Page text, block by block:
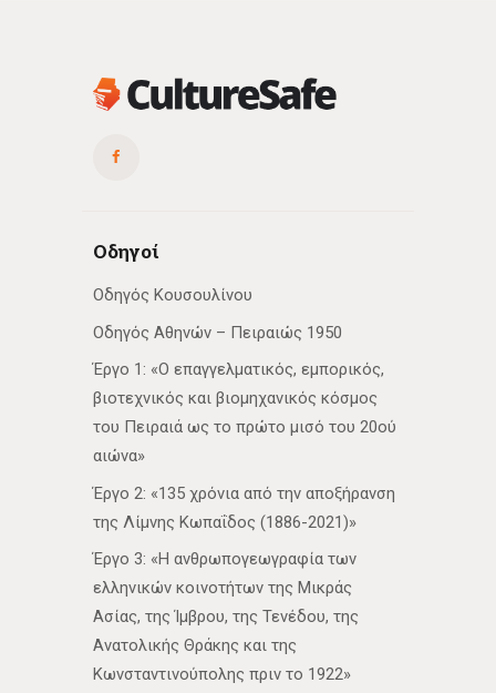
Οδηγοί
Οδηγός Κουσουλίνου
Οδηγός Αθηνών – Πειραιώς 1950
Έργο 1: «Ο επαγγελματικός, εμπορικός,
βιοτεχνικός και βιομηχανικός κόσμος
του Πειραιά ως το πρώτο μισό του 20ού
αιώνα»
Έργο 2: «135 χρόνια από την αποξήρανση
της Λίμνης Κωπαΐδος (1886-2021)»
Έργο 3: «Η ανθρωπογεωγραφία των
ελληνικών κοινοτήτων της Μικράς
Ασίας, της Ίμβρου, της Τενέδου, της
Ανατολικής Θράκης και της
Κωνσταντινούπολης πριν το 1922»